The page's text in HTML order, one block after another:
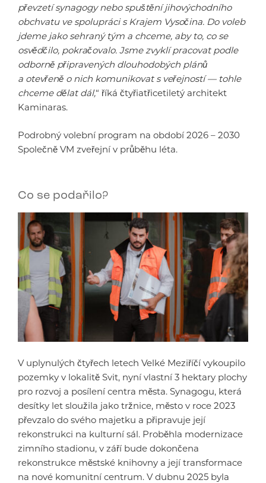
převzetí synagogy nebo spuštění jihovýchodního
obchvatu ve spolupráci s Krajem Vysočina. Do voleb
jdeme jako sehraný tým a chceme, aby to, co se
osvědčilo, pokračovalo. Jsme zvyklí pracovat podle
odborně připravených dlouhodobých plánů
a otevřeně o nich komunikovat s veřejností — tohle
chceme dělat dál,“ říká čtyřiatřicetiletý architekt
Kaminaras.
Podrobný volební program na období 2026 – 2030
Společně VM zveřejní v průběhu léta.
Co se podařilo?
V uplynulých čtyřech letech Velké Meziříčí vykoupilo
pozemky v lokalitě Svit, nyní vlastní 3 hektary plochy
pro rozvoj a posílení centra města. Synagogu, která
desítky let sloužila jako tržnice, město v roce 2023
převzalo do svého majetku a připravuje její
rekonstrukci na kulturní sál. Proběhla modernizace
zimního stadionu, v září bude dokončena
rekonstrukce městské knihovny a její transformace
na nové komunitní centrum. V dubnu 2025 byla